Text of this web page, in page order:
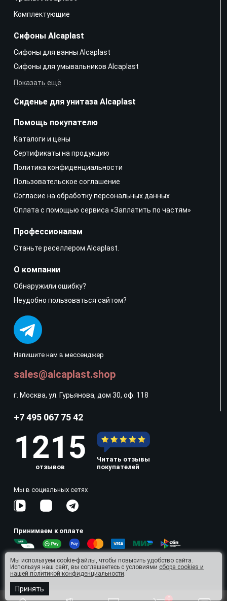
0
Kомплектующие
Сифоны Alcaplast
Сифоны для ванны Alcaplast
Сифоны для умывальников Alcaplast
Показать ещё
Сиденье для унитаза Alcaplast
Напишите нам в мессенджер
sales@alcaplast.shop
г. Москва, ул. Гурьянова, дом 30, оф. 118
Помощь покупателю
Каталоги и цены
Сертификаты на продукцию
Политика конфиденциальности
Пользовательское соглашение
Согласие на обработку персональных данных
Оплата с помощью сервиса «Заплатить по частям»
Профессионалам
Станьте реселлером Alcaplast.
О компании
Обнаружили ошибку?
Неудобно пользоваться сайтом?
+7 495 067 75 42
1215
отзывов
Читать отзывы
покупателей
Мы в социальных сетях
Принимаем к оплате
© 2026 Omnisan Group
Мы используем cookie-файлы, чтобы повысить удобство сайта.
Используя наш сайт, вы соглашаетесь с условиями сбора cookies и
нашей политикой конфиденциальности.
Принять